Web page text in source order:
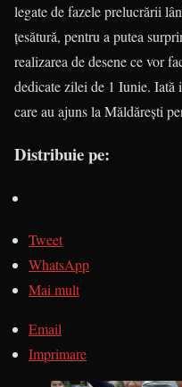
legate de fazele prelucrării
țesătură, pentru a putea
realizarea de desene ce vor
dedicate zilei de 1 Iunie.
care au ajuns la Măldărești
Distribuie pe:
Tweet
WhatsApp
Mai mult
Email
Imprimare